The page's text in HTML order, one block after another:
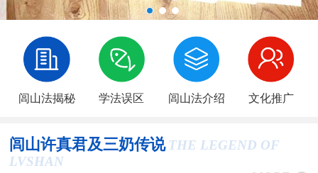
闾山法揭秘 学法误区 闾山法介绍 文化推广
闾山许真君及三奶传说 THE LEGEND OF
LVSHAN